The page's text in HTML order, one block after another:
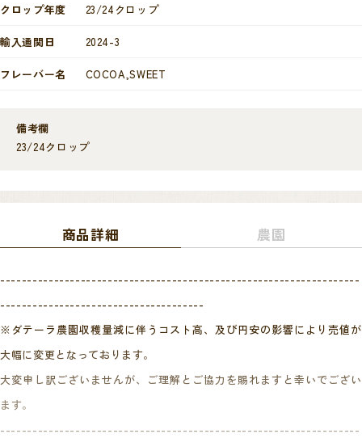
クロップ年度 23/24クロップ
輸入通関日 2024-3
フレーバー名 COCOA,SWEET
備考欄
23/24クロップ
商品詳細 農園
-------------------------------------------------------------------
--------------------------------------
※ダテーラ農園収穫量減に伴うコスト高、及び円安の影響により売値が
大幅に変更となっております。
大変申し訳ございませんが、ご理解とご協力を賜れますと幸いでござい
ます。
-------------------------------------------------------------------